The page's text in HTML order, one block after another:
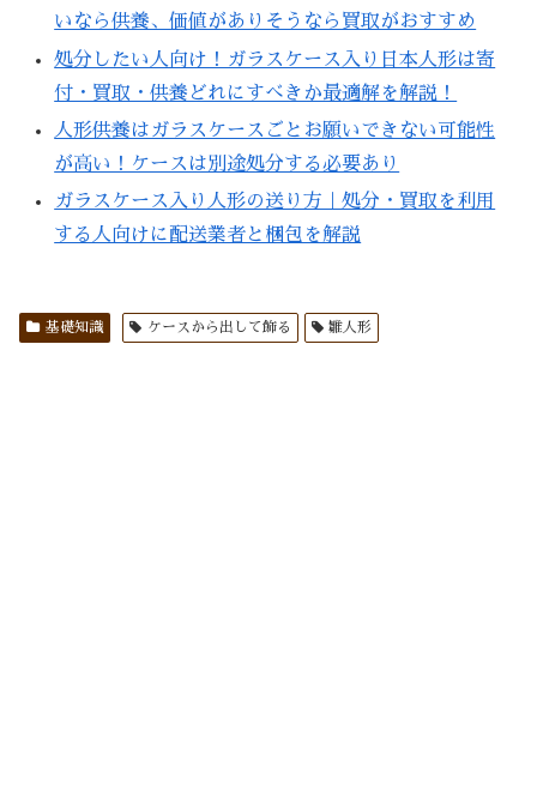
いなら供養、価値がありそうなら買取がおすすめ
処分したい人向け！ガラスケース入り日本人形は寄
付・買取・供養どれにすべきか最適解を解説！
人形供養はガラスケースごとお願いできない可能性
が高い！ケースは別途処分する必要あり
ガラスケース入り人形の送り方｜処分・買取を利用
する人向けに配送業者と梱包を解説
基礎知識 ケースから出して飾る 雛人形